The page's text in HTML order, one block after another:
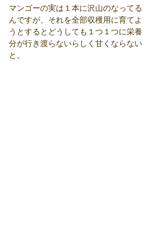
マンゴーの実は１本に沢山のなってる
んですが、それを全部収穫用に育てよ
うとするとどうしても１つ１つに栄養
分が行き渡らないらしく甘くならない
と。